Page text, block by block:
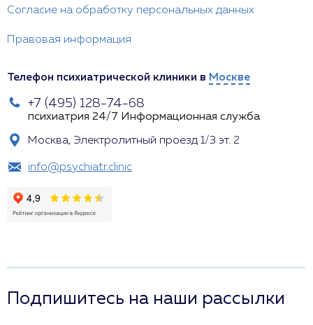
Согласие на обработку персональных данных
Правовая информация
Телефон психиатрической клиники в Москве
+7 (495) 128-74-68
психиатрия 24/7 Информационная служба
Москва, Электролитный проезд 1/3 эт. 2
info@psychiatr.clinic
Подпишитесь на наши рассылки